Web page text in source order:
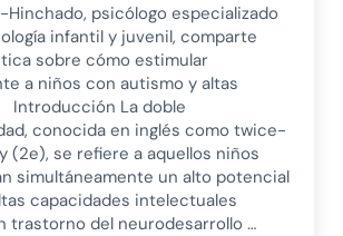
Hinchado, psicólogo especializado
infantil y juvenil, comparte
sobre cómo estimular
a niños con autismo y altas
Introducción La doble
conocida en inglés como twice-
(2e), se refiere a aquellos niños
simultáneamente un alto potencial
capacidades intelectuales
trastorno del neurodesarrollo …